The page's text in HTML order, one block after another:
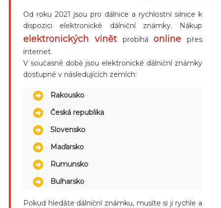
Od roku 2021 jsou pro dálnice a rychlostní silnice k
dispozici elektronické dálniční známky. Nákup
elektronických vinět probíháonlinepřes
internet.
V současné době jsou elektronické dálniční známky
dostupné v následujících zemích:
Rakousko
Česká republika
Slovensko
Maďarsko
Rumunsko
Bulharsko
Pokud hledáte dálniční známku, musíte si ji rychle a